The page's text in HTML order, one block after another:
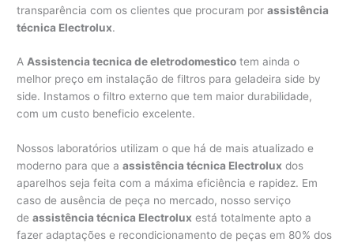
transparência com os clientes que procuram porassistência
técnica Electrolux.
AAssistencia tecnica de eletrodomestico tem ainda o
melhor preço em instalação de filtros para geladeira side by
side. Instamos o filtro externo que tem maior durabilidade,
com um custo beneficio excelente.
Nossos laboratórios utilizam o que há de mais atualizado e
moderno para que aassistência técnica Electrolux dos
aparelhos seja feita com a máxima eficiência e rapidez. Em
caso de ausência de peça no mercado, nosso serviço
deassistência técnica Electrolux está totalmente apto a
fazer adaptações e recondicionamento de peças em 80% dos